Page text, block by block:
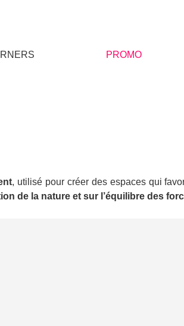
PROMO
, utilisé pour créer des espaces qui
de la nature et sur l’équilibre des